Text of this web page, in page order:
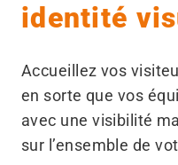
identité
Accueillez vos
en sorte que vos
avec une visibilité
sur l’ensemble de